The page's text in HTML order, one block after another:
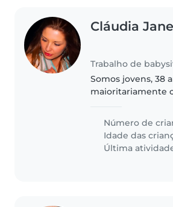
Cláudia
Somos jovens, 38
maioritariamente
apenas um bebe
Gostamos do
Montessori e um
Número de
Idade das
Última